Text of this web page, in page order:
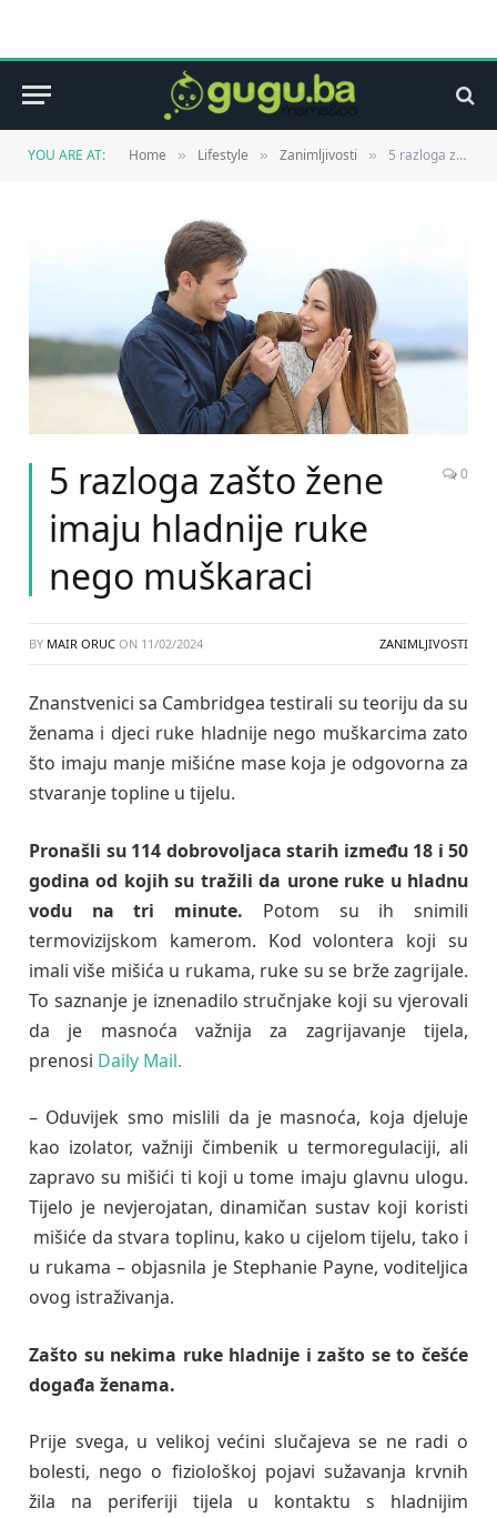
YOU ARE AT: Home » Lifestyle » Zanimljivosti » 5 razloga zašto žene imaju hladnije ruke nego muškaraci
5 razloga zašto žene
imaju hladnije ruke
nego muškaraci
0
BY MAIR ORUC ON 11/02/2024 ZANIMLJIVOSTI
Znanstvenici sa Cambridgea testirali su teoriju da su
ženama i djeci ruke hladnije nego muškarcima zato
što imaju manje mišićne mase koja je odgovorna za
stvaranje topline u tijelu.
Pronašli su 114 dobrovoljaca starih između 18 i 50
godina od kojih su tražili da urone ruke u hladnu
vodu na tri minute. Potom su ih snimili
termovizijskom kamerom. Kod volontera koji su
imali više mišića u rukama, ruke su se brže zagrijale.
To saznanje je iznenadilo stručnjake koji su vjerovali
da je masnoća važnija za zagrijavanje tijela,
prenosi Daily Mail.
– Oduvijek smo mislili da je masnoća, koja djeluje
kao izolator, važniji čimbenik u termoregulaciji, ali
zapravo su mišići ti koji u tome imaju glavnu ulogu.
Tijelo je nevjerojatan, dinamičan sustav koji koristi
mišiće da stvara toplinu, kako u cijelom tijelu, tako i
u rukama – objasnila je Stephanie Payne, voditeljica
ovog istraživanja.
Zašto su nekima ruke hladnije i zašto se to češće
događa ženama.
Prije svega, u velikoj većini slučajeva se ne radi o
bolesti, nego o fiziološkoj pojavi sužavanja krvnih
žila na periferiji tijela u kontaktu s hladnijim